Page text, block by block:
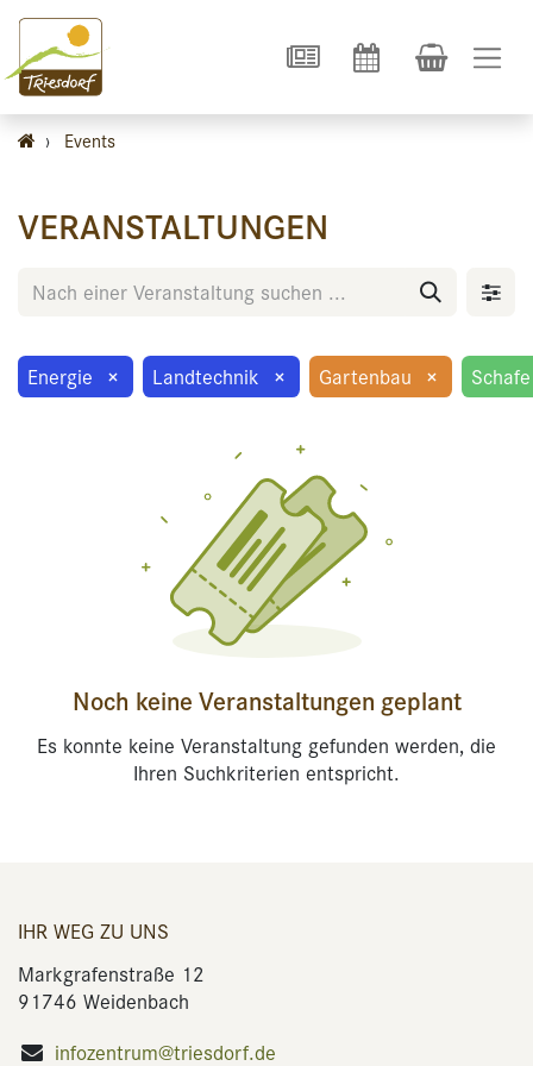
› Events
VERANSTALTUNGEN
Energie × Landtechnik × Gartenbau × Schafe
Noch keine Veranstaltungen geplant
Es konnte keine Veranstaltung gefunden werden, die
Ihren Suchkriterien entspricht.
IHR WEG ZU UNS
Markgrafenstraße 12
91746 Weidenbach
infozentrum@triesdorf.de